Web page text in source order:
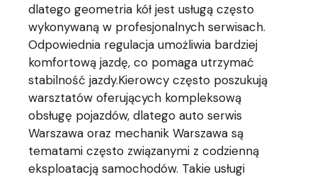
dlatego geometria kół jest usługą często
wykonywaną w profesjonalnych serwisach.
Odpowiednia regulacja umożliwia bardziej
komfortową jazdę, co pomaga utrzymać
stabilność jazdy.Kierowcy często poszukują
warsztatów oferujących kompleksową
obsługę pojazdów, dlatego auto serwis
Warszawa oraz mechanik Warszawa są
tematami często związanymi z codzienną
eksploatacją samochodów. Takie usługi